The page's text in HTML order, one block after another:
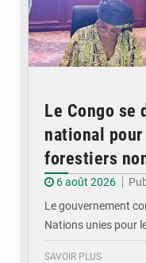
Le Congo se
national
forestiers
6 août 2026
Le gouvernement
Nations unies pour
SAVOIR PLUS